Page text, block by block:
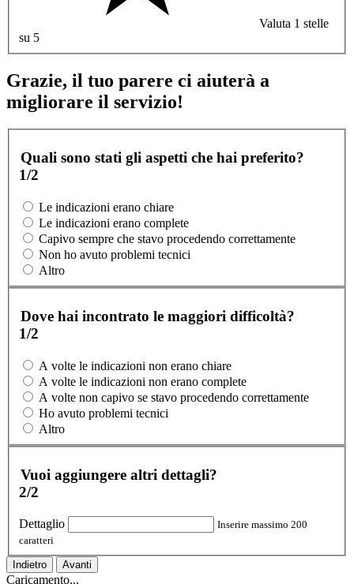
Valuta 1 stelle
su 5
Grazie, il tuo parere ci aiuterà a
migliorare il servizio!
Quali sono stati gli aspetti che hai preferito?
1/2
Le indicazioni erano chiare
Le indicazioni erano complete
Capivo sempre che stavo procedendo correttamente
Non ho avuto problemi tecnici
Altro
Dove hai incontrato le maggiori difficoltà?
1/2
A volte le indicazioni non erano chiare
A volte le indicazioni non erano complete
A volte non capivo se stavo procedendo correttamente
Ho avuto problemi tecnici
Altro
Vuoi aggiungere altri dettagli?
2/2
Dettaglio
Inserire massimo 200
caratteri
Indietro Avanti
Caricamento...